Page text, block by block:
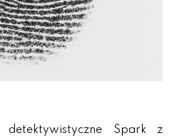
detektywistyczne Spark z